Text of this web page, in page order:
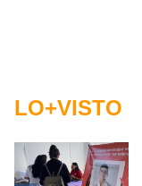
LO+VISTO